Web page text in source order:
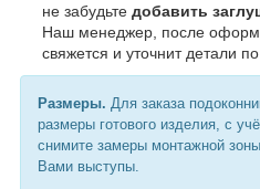
не забудьте добавить
Наш менеджер, после
свяжется и уточнит детали по
Размеры. Для заказа
размеры готового изделия, с
снимите замеры монтажной
Вами выступы.